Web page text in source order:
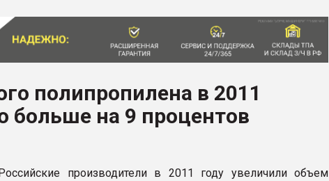
полипропилена в 2011
больше на 9 процентов
Российские производители в 2011 году увеличили объем